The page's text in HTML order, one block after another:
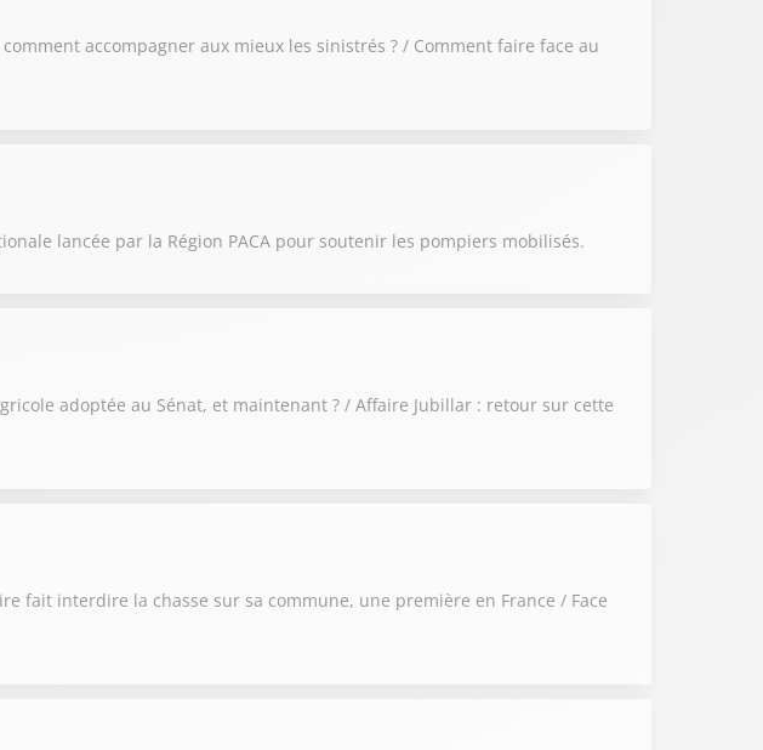
accompagner aux mieux les sinistrés ? / Comment faire face au
lancée par la Région PACA pour soutenir les pompiers mobilisés.
adoptée au Sénat, et maintenant ? / Affaire Jubillar : retour sur cette
fait interdire la chasse sur sa commune, une première en France / Face